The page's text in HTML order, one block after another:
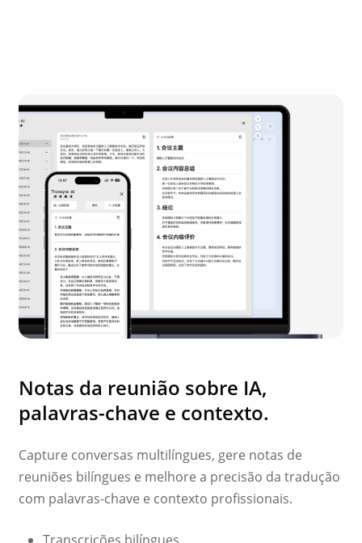
Notas da reunião sobre IA,
palavras-chave e contexto.
Capture conversas multilíngues, gere notas de
reuniões bilíngues e melhore a precisão da tradução
com palavras-chave e contexto profissionais.